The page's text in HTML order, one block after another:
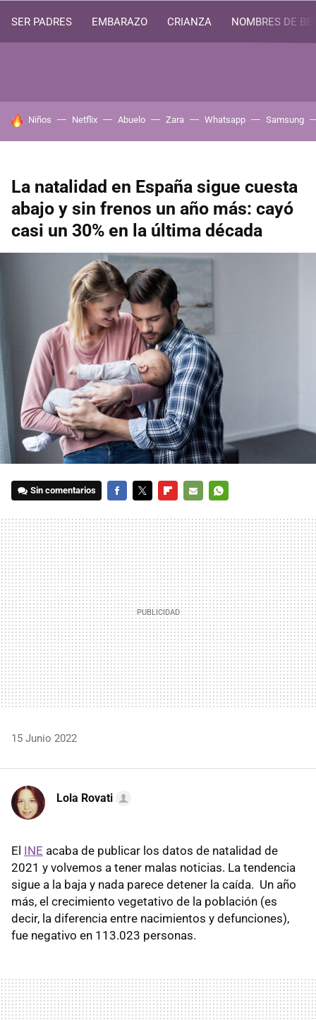
SER PADRES EMBARAZO CRIANZA NOMBRES DE
HOY SE HABLA DE
Niños Netflix Abuelo Zara Whatsapp Samsung
La natalidad en España sigue cuesta
abajo y sin frenos un año más: cayó
casi un 30% en la última década
Sin comentarios
MAIL
15 Junio 2022
Lola Rovati
El INE acaba de publicar los datos de natalidad de
2021 y volvemos a tener malas noticias. La tendencia
sigue a la baja y nada parece detener la caída. Un año
más, el crecimiento vegetativo de la población (es
decir, la diferencia entre nacimientos y defunciones),
fue negativo en 113.023 personas.